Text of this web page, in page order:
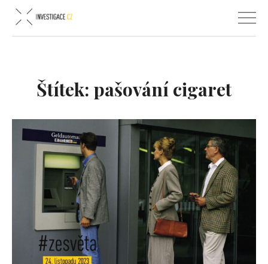
Štítek: pašování cigaret